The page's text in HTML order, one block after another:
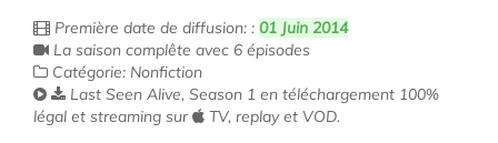
Première date de diffusion: : 01 Juin 2014
La saison complête avec 6 épisodes
Catégorie: Nonfiction
Last Seen Alive, Season 1 en téléchargement 100%
légal et streaming sur
TV, replay et VOD.